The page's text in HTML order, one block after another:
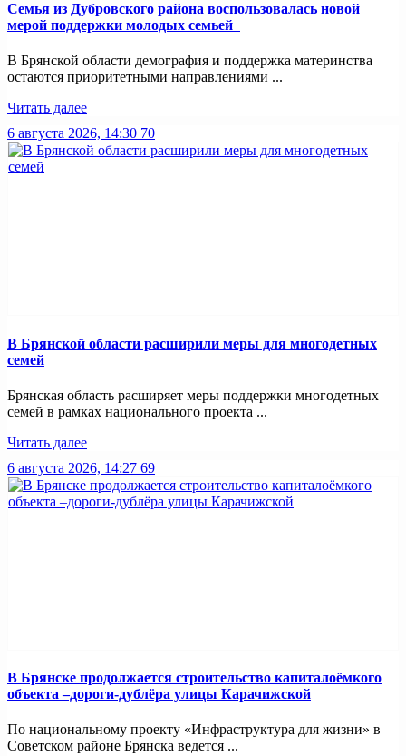
Семья из Дубровского района воспользовалась новой
мерой поддержки молодых семьей
В Брянской области демография и поддержка материнства
остаются приоритетными направлениями ...
Читать далее
6 августа 2026, 14:30 70
В Брянской области расширили меры для многодетных
семей
Брянская область расширяет меры поддержки многодетных
семей в рамках национального проекта ...
Читать далее
6 августа 2026, 14:27 69
В Брянске продолжается строительство капиталоёмкого
объекта –дороги-дублёра улицы Карачижской
По национальному проекту «Инфраструктура для жизни» в
Советском районе Брянска ведется ...